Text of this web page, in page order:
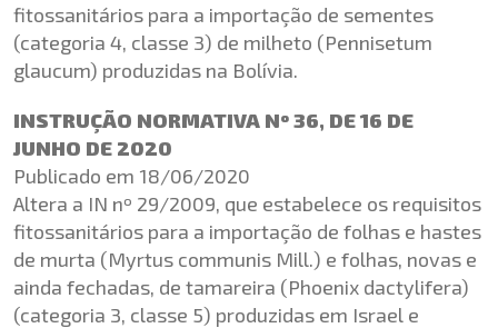
fitossanitários para a importação de sementes
(categoria 4, classe 3) de milheto (Pennisetum
glaucum) produzidas na Bolívia.
INSTRUÇÃO NORMATIVA Nº 36, DE 16 DE
JUNHO DE 2020
Publicado em 18/06/2020
Altera a IN nº 29/2009, que estabelece os requisitos
fitossanitários para a importação de folhas e hastes
de murta (Myrtus communis Mill.) e folhas, novas e
ainda fechadas, de tamareira (Phoenix dactylifera)
(categoria 3, classe 5) produzidas em Israel e